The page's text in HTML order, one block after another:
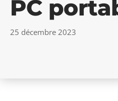
PC
25 décembre 2023